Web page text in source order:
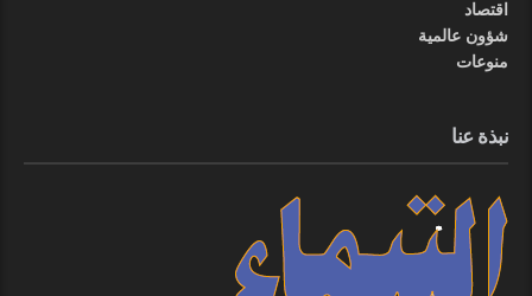
اقتصاد
شؤون عالمية
منوعات
نبذة عنا